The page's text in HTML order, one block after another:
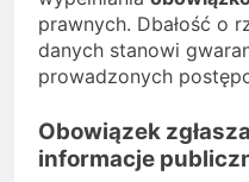
prawnych. Dbałość o
danych stanowi
prowadzonych
Obowiązek
informacje